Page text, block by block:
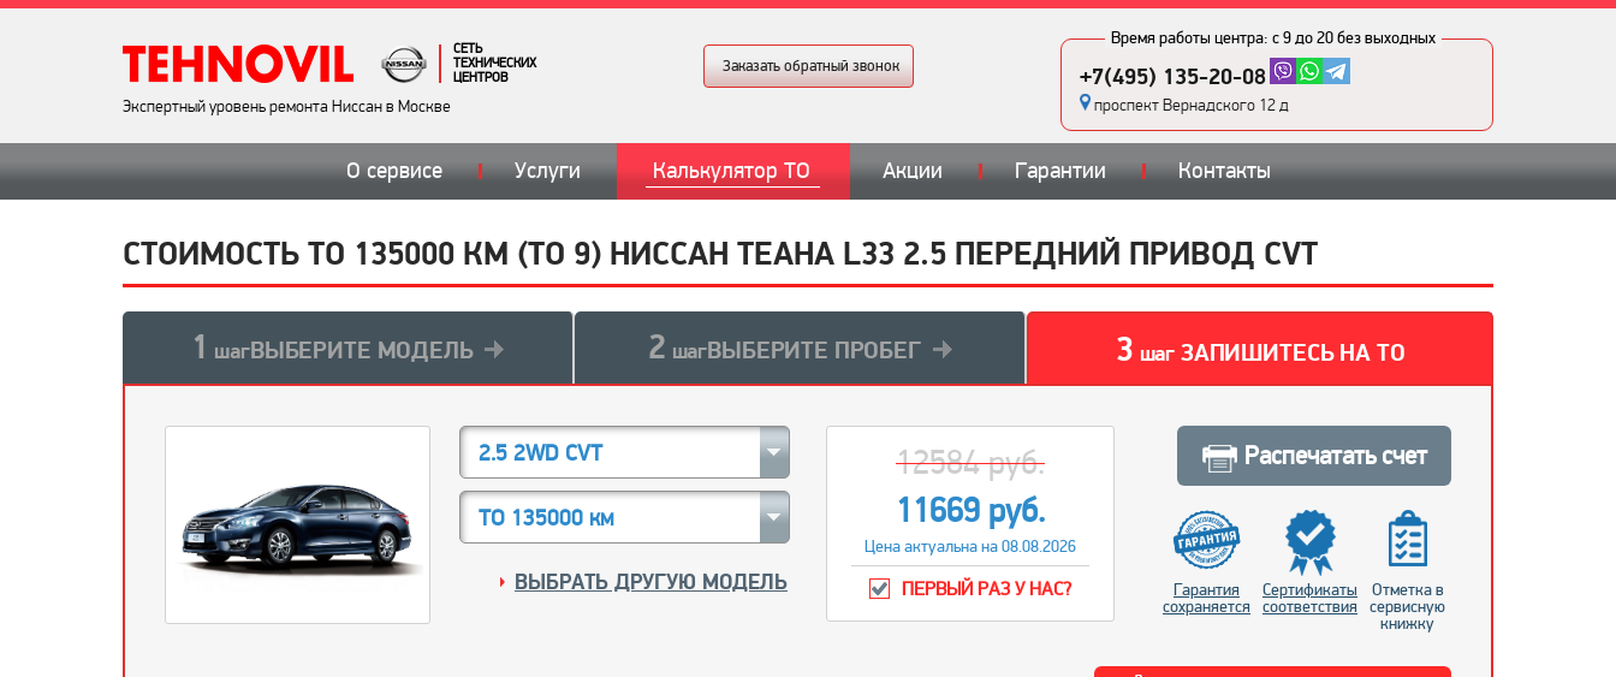
СЕТЬ
ТЕХНИЧЕСКИХ
ЦЕНТРОВ
Экспертный уровень ремонта Ниссан в Москве
Заказать обратный звонок
Время работы центра: с 9 до 20 без выходных
+7(495) 135-20-08
проспект Вернадского 12 д
О сервисе Услуги Калькулятор ТО Акции Гарантии Контакты
СТОИМОСТЬ ТО 135000 КМ (ТО 9) НИССАН ТЕАНА L33 2.5 ПЕРЕДНИЙ ПРИВОД CVT
1 шагВЫБЕРИТЕ МОДЕЛЬ 2 шагВЫБЕРИТЕ ПРОБЕГ 3 шаг ЗАПИШИТЕСЬ НА ТО
2.5 2WD CVT
ТО 135000 км
ВЫБРАТЬ ДРУГУЮ МОДЕЛЬ
12584 руб.
11669 руб.
Цена актуальна на 08.08.2026
ПЕРВЫЙ РАЗ У НАС?
Распечатать счет
Гарантия
сохраняется
Сертификаты
соответствия
Отметка в
сервисную
книжку